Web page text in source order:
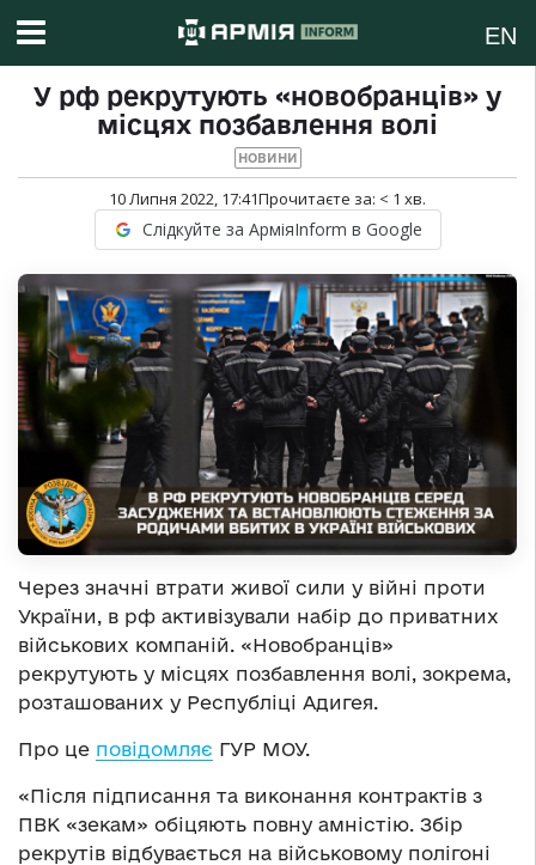
EN
У рф рекрутують «новобранців» у
місцях позбавлення волі
НОВИНИ
10 Липня 2022, 17:41Прочитаєте за: < 1 хв.
Слідкуйте за АрміяInform в Google
Через значні втрати живої сили у війні проти
України, в рф активізували набір до приватних
військових компаній. «Новобранців»
рекрутують у місцях позбавлення волі, зокрема,
розташованих у Республіці Адигея.
Про це повідомляє ГУР МОУ.
«Після підписання та виконання контрактів з
ПВК «зекам» обіцяють повну амністію. Збір
рекрутів відбувається на військовому полігоні